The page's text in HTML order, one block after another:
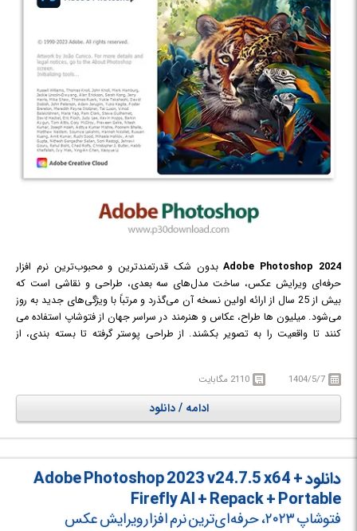
Adobe Photoshop 2024
بدون شک قدرتمندترین و محبوب‌ترین نرم افزار
حرفه‌ای ویرایش عکس، ساخت مدل‌های سه بعدی، طراحی و نقاشی است که
بیش از 25 سال از ارائه اولین نسخه آن می‌گذرد و مرتباً با ویژگی‌های جدید به روز
می‌شود. میلیون ها طراح، عکاس و هنرمند در سراسر جهان از فتوشاپ استفاده می
کنند تا واقعیت را به تصویر بکشند. از طراحی پوستر گرفته تا بسته بندی، از
حرکت نگه می دارد. با استفاده از ابزارهای بصری و تنظیمات و ابزارها، حتی
مبتدی ها می توانند گرافیک های شگفت انگیزی را ایجاد کنند.
در این نرم افزار امکاناتی چون بهبود نقاشی سه بعدی، ابزارهای کامل‌تری برای
ویرایش تصویر، ابزارهای انتخاب تصویر بهتر، بزرگنمایی عکس با کمترین افت
جدید دیگر قرار داده شده است.
1404/5/7 2110 مگابایت
ادامه / دانلود
دانلود Adobe Photoshop 2023 v24.7.5 x64 +
Firefly AI + Repack + Portable
فتوشاپ ۲۰۲۳، حرفه‌ای‌ترین نرم افزار ویرایش عکس